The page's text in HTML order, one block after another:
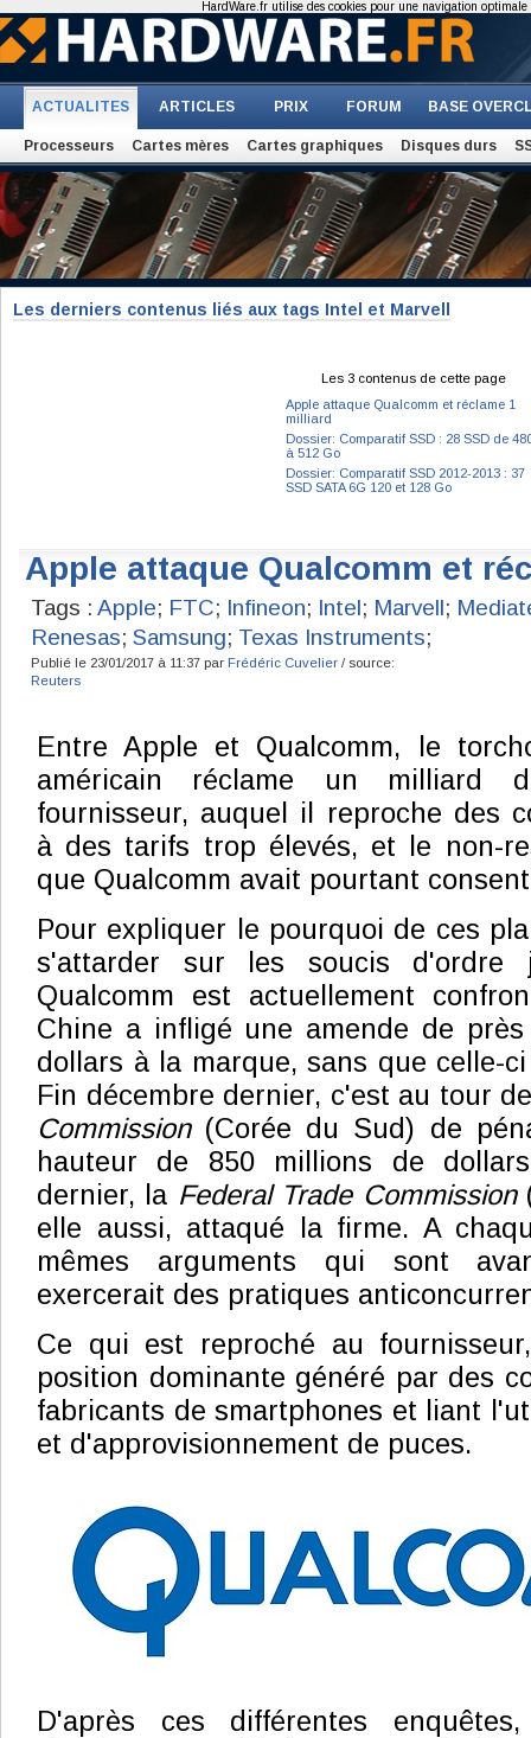
ACTUALITES ARTICLES PRIX FORUM BASE
Processeurs Cartes mères Cartes graphiques Disques durs
Les derniers contenus liés aux tags Intel et Marvell
Les 3 contenus de cette page
Apple attaque Qualcomm et réclame 1
milliard
Dossier: Comparatif SSD : 28 SSD de
à 512 Go
Dossier: Comparatif SSD 2012-2013 : 37
SSD SATA 6G 120 et 128 Go
Apple attaque Qualcomm et
Tags : Apple; FTC; Infineon; Intel; Marvell;
Renesas; Samsung; Texas Instruments;
Publié le 23/01/2017 à 11:37 par Frédéric Cuvelier / source:
Reuters
Entre Apple et Qualcomm, le
américain réclame un milliard
fournisseur, auquel il reproche des
à des tarifs trop élevés, et le non-
que Qualcomm avait pourtant
Pour expliquer le pourquoi de ces
s'attarder sur les soucis d'ordre
Qualcomm est actuellement
Chine a infligé une amende de
dollars à la marque, sans que celle-
Fin décembre dernier, c'est au tour
Commission(Corée du Sud) de
hauteur de 850 millions de
dernier, la Federal Trade Commission
elle aussi, attaqué la firme. A
mêmes arguments qui sont
exercerait des pratiques
Ce qui est reproché au
position dominante généré par des
fabricants de smartphones et liant
et d'approvisionnement de puces.
D'après ces différentes
HardWare.fr utilise des cookies pour une navigation